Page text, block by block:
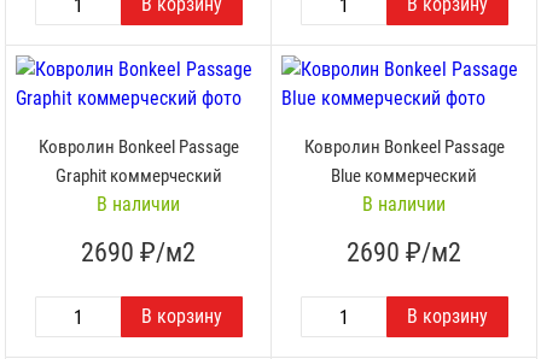
Ковролин Bonkeel Passage
Graphit коммерческий
В наличии
2690 ₽/м2
Ковролин Bonkeel Passage
Blue коммерческий
В наличии
2690 ₽/м2